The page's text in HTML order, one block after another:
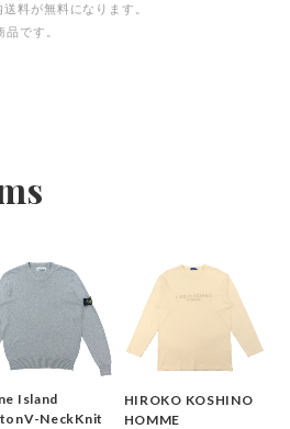
料が無料になります。
です。
Island
NeckKnit
HIROKO KOSHINO
HOMME